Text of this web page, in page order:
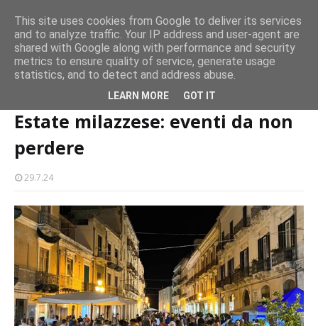
Milazzo 28ª Sagra del Pesce a Vaccarella: il programma
EVENTI
Estate milazzese: eventi da non perdere
Estate milazzese: eventi da non
perdere
29.7.24
This site uses cookies from Google to deliver its services
and to analyze traffic. Your IP address and user-agent are
shared with Google along with performance and security
metrics to ensure quality of service, generate usage
statistics, and to detect and address abuse.
LEARN MORE GOT IT